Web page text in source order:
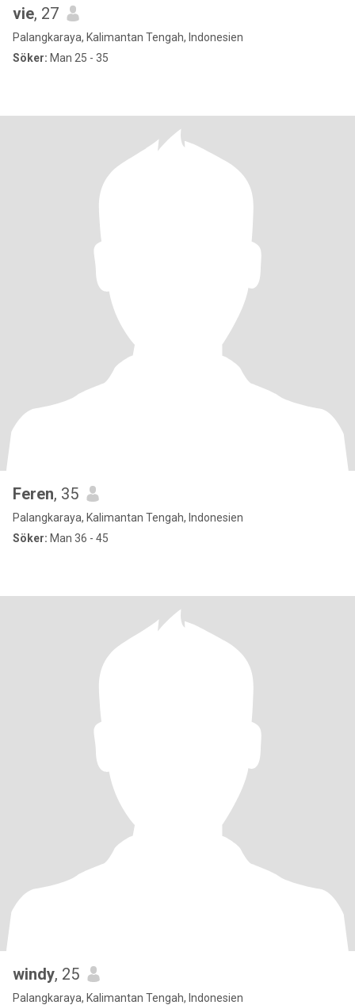
vie, 27
Palangkaraya, Kalimantan Tengah, Indonesien
Söker: Man 25 - 35
Feren, 35
Palangkaraya, Kalimantan Tengah, Indonesien
Söker: Man 36 - 45
windy, 25
Palangkaraya, Kalimantan Tengah, Indonesien